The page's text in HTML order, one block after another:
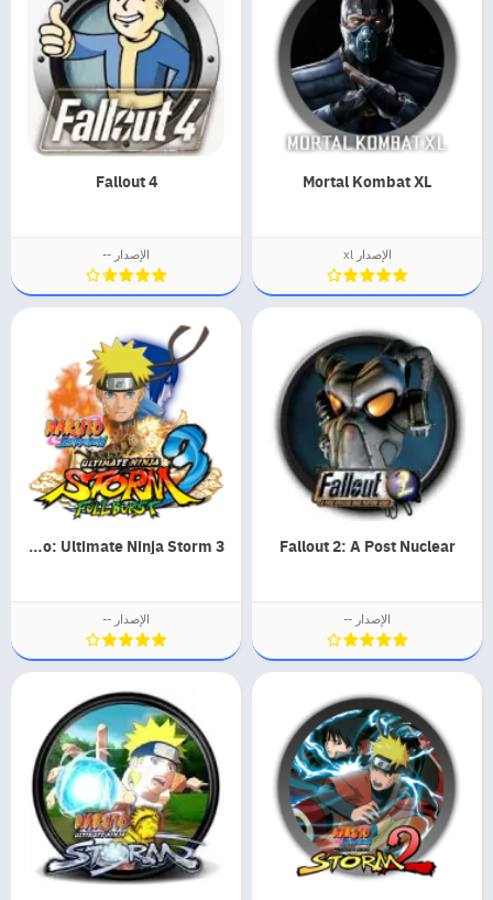
Mortal Kombat XL
الإصدار xl
Fallout 4
الإصدار --
Fallout 2: A Post Nuclear
الإصدار --
Naruto: Ultimate Ninja Storm 3
الإصدار --